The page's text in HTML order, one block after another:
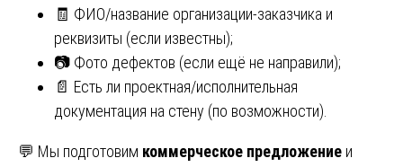
🧾 ФИО/название организации-заказчика и
реквизиты (если известны);
📷 Фото дефектов (если ещё не направили);
📄 Есть ли проектная/исполнительная
документация на стену (по возможности).
💬 Мы подготовим коммерческое предложение и